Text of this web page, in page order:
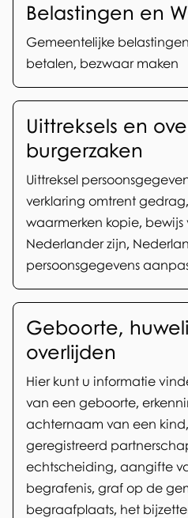
Belastingen en
Gemeentelijke
betalen, bezwaar maken
Uittreksels en
burgerzaken
Uittreksel
verklaring omtrent
waarmerken kopie, bewijs
Nederlander zijn,
persoonsgegevens
Geboorte,
overlijden
Hier kunt u informatie
van een geboorte,
achternaam van een
geregistreerd
echtscheiding, aangifte
begrafenis, graf op de
begraafplaats, het